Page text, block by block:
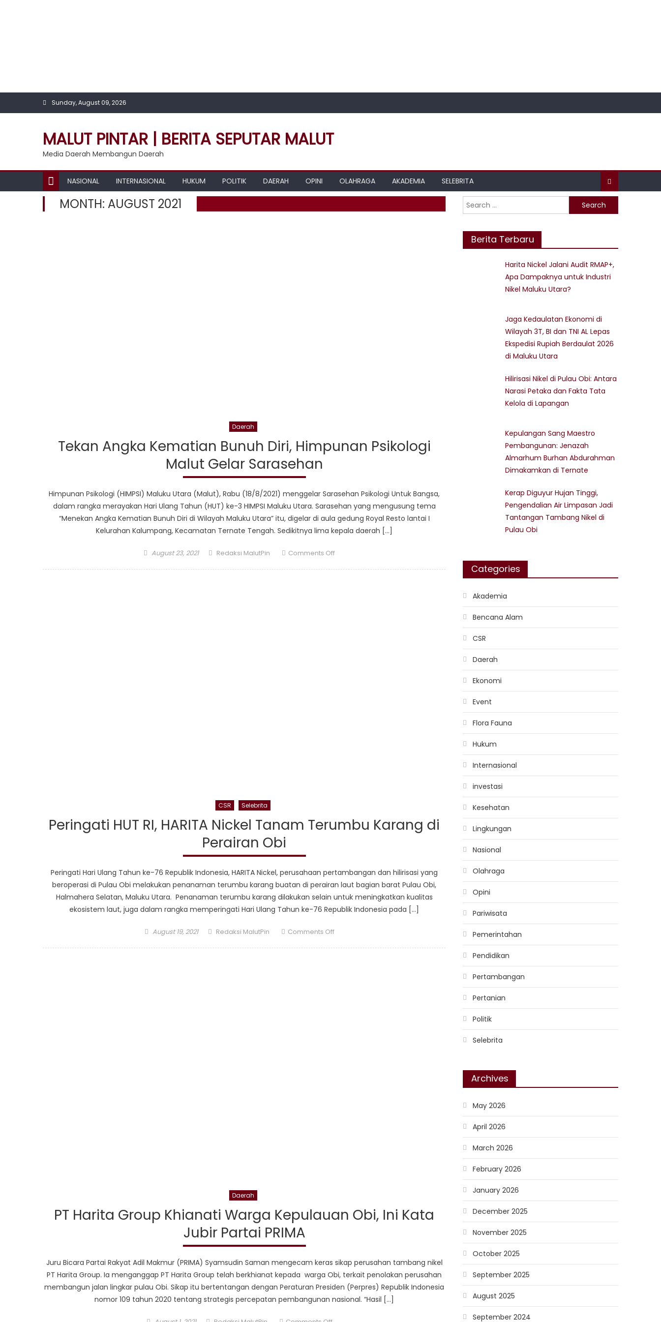
Sunday, August 09, 2026
MALUT PINTAR | BERITA SEPUTAR MALUT
Media Daerah Membangun Daerah
NASIONAL INTERNASIONAL HUKUM POLITIK DAERAH OPINI OLAHRAGA AKADEMIA SELEBRITA
MONTH: AUGUST 2021
Daerah
Tekan Angka Kematian Bunuh Diri, Himpunan Psikologi
Malut Gelar Sarasehan
Himpunan Psikologi (HIMPSI) Maluku Utara (Malut), Rabu (18/8/2021) menggelar Sarasehan Psikologi Untuk Bangsa,
dalam rangka merayakan Hari Ulang Tahun (HUT) ke-3 HIMPSI Maluku Utara. Sarasehan yang mengusung tema
“Menekan Angka Kematian Bunuh Diri di Wilayah Maluku Utara” itu, digelar di aula gedung Royal Resto lantai I
Kelurahan Kalumpang, Kecamatan Ternate Tengah. Sedikitnya lima kepala daerah […]
Posted
August 23, 2021 Author
Redaksi MalutPin Comments Offon
CSR Selebrita
Peringati HUT RI, HARITA Nickel Tanam Terumbu Karang di
Perairan Obi
Peringati Hari Ulang Tahun ke-76 Republik Indonesia, HARITA Nickel, perusahaan pertambangan dan hilirisasi yang
beroperasi di Pulau Obi melakukan penanaman terumbu karang buatan di perairan laut bagian barat Pulau Obi,
Halmahera Selatan, Maluku Utara. Penanaman terumbu karang dilakukan selain untuk meningkatkan kualitas
ekosistem laut, juga dalam rangka memperingati Hari Ulang Tahun ke-76 Republik Indonesia pada […]
Posted
August 19, 2021 Author
Redaksi MalutPin Comments Offon
Daerah
PT Harita Group Khianati Warga Kepulauan Obi, Ini Kata
Jubir Partai PRIMA
Juru Bicara Partai Rakyat Adil Makmur (PRIMA) Syamsudin Saman mengecam keras sikap perusahan tambang nikel
PT Harita Group. Ia menganggap PT Harita Group telah berkhianat kepada warga Obi, terkait penolakan perusahan
membangun jalan lingkar pulau Obi. Sikap itu bertentangan dengan Peraturan Presiden (Perpres) Republik Indonesia
nomor 109 tahun 2020 tentang strategis percepatan pembangunan nasional. “Hasil […]
Search
for:
Berita Terbaru
Harita Nickel Jalani Audit RMAP+,
Apa Dampaknya untuk Industri
Nikel Maluku Utara?
Jaga Kedaulatan Ekonomi di
Wilayah 3T, BI dan TNI AL Lepas
Ekspedisi Rupiah Berdaulat 2026
di Maluku Utara
Hilirisasi Nikel di Pulau Obi: Antara
Narasi Petaka dan Fakta Tata
Kelola di Lapangan
Kepulangan Sang Maestro
Pembangunan: Jenazah
Almarhum Burhan Abdurahman
Dimakamkan di Ternate
Kerap Diguyur Hujan Tinggi,
Pengendalian Air Limpasan Jadi
Tantangan Tambang Nikel di
Pulau Obi
Categories
Akademia
Bencana Alam
CSR
Daerah
Ekonomi
Event
Flora Fauna
Hukum
Internasional
investasi
Kesehatan
Lingkungan
Nasional
Olahraga
Opini
Pariwisata
Pemerintahan
Pendidikan
Pertambangan
Pertanian
Politik
Selebrita
Archives
May 2026
April 2026
March 2026
February 2026
January 2026
December 2025
November 2025
October 2025
September 2025
August 2025
September 2024